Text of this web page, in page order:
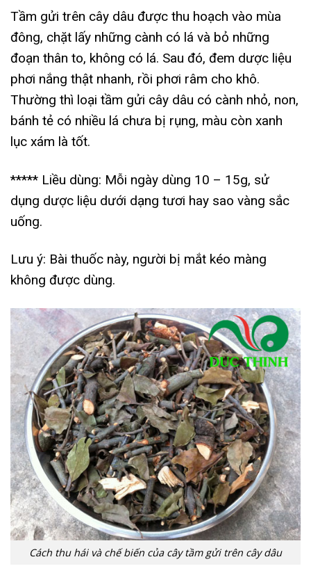
Tầm gửi trên cây dâu được thu hoạch vào mùa
đông, chặt lấy những cành có lá và bỏ những
đoạn thân to, không có lá. Sau đó, đem dược liệu
phơi nắng thật nhanh, rồi phơi râm cho khô.
Thường thì loại tầm gửi cây dâu có cành nhỏ, non,
bánh tẻ có nhiều lá chưa bị rụng, màu còn xanh
lục xám là tốt.
***** Liều dùng: Mỗi ngày dùng 10 – 15g, sử
dụng dược liệu dưới dạng tươi hay sao vàng sắc
uống.
Lưu ý: Bài thuốc này, người bị mắt kéo màng
không được dùng.
Cách thu hái và chế biến của cây tầm gửi trên cây dâu